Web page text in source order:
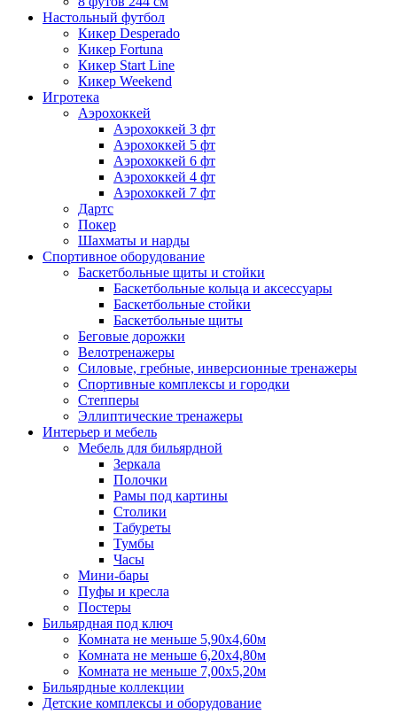
Настольный футбол
Кикер Desperado
Кикер Fortuna
Кикер Start Line
Кикер Weekend
Игротека
Аэрохоккей
Аэрохоккей 3 фт
Аэрохоккей 5 фт
Аэрохоккей 6 фт
Аэрохоккей 4 фт
Аэрохоккей 7 фт
Дартс
Покер
Шахматы и нарды
Спортивное оборудование
Баскетбольные щиты и стойки
Баскетбольные кольца и аксессуары
Баскетбольные стойки
Баскетбольные щиты
Беговые дорожки
Велотренажеры
Силовые, гребные, инверсионные тренажеры
Спортивные комплексы и городки
Степперы
Эллиптические тренажеры
Интерьер и мебель
Мебель для бильярдной
Зеркала
Полочки
Рамы под картины
Столики
Табуреты
Тумбы
Часы
Мини-бары
Пуфы и кресла
Постеры
Бильярдная под ключ
Комната не меньше 5,90х4,60м
Комната не меньше 6,20х4,80м
Комната не меньше 7,00х5,20м
Бильярдные коллекции
Детские комплексы и оборудование